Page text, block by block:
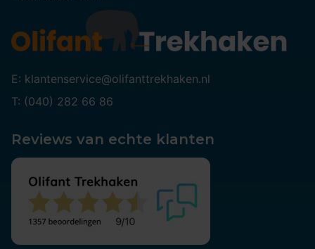
E: klantenservice@olifanttrekhaken.nl
T: (040) 282 66 86
Reviews van echte klanten